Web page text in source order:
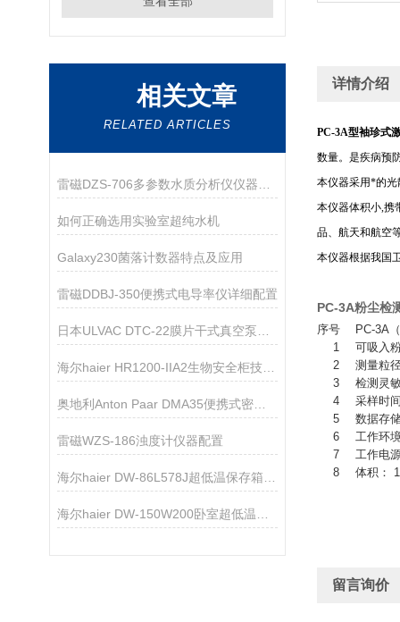
相关文章
RELATED ARTICLES
如何正确选用实验室超纯水机
Galaxy230菌落计数器特点及应用
雷磁DDBJ-350便携式电导率仪详细配置
海尔haier HR1200-IIA2生物安全柜技术资料
奥地利Anton Paar DMA35便携式密度浓度计
雷磁WZS-186浊度计仪器配置
详情介绍
PC-3A型袖珍式
数量。是疾病预
本仪器采用*的
本仪器体积小,携
品、航天和航空
本仪器根据我
PC-3A粉尘检
序号
PC-3A
1
可吸入
2
测量粒
3
检测灵
4
采样时
5
数据存
6
工作环
7
工作电
8
体积：
留言询价